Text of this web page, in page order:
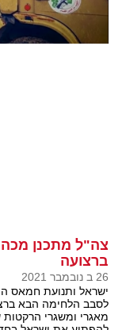
צה"ל מתכנן
ברצועה
26 ב נובמבר 2021
ישראל ותנועת חמאס
לסבב הלחימה הבא
מאגרי ומשגרי הרקטות